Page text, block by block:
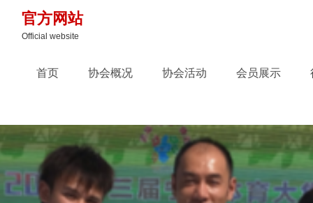
首页 协会概况 协会活动 会员展示
官方网站
Official website